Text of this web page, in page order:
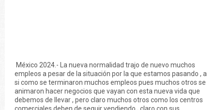
México 2024.- La nueva normalidad trajo de nuevo muchos
empleos a pesar de la situación por la que estamos pasando , a
si como se terminaron muchos empleos pues muchos otros se
animaron hacer negocios que vayan con esta nueva vida que
debemos de llevar , pero claro muchos otros como los centros